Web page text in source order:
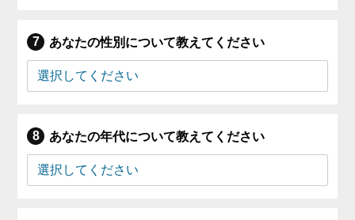
あなたの性別について教えてください
あなたの年代について教えてください